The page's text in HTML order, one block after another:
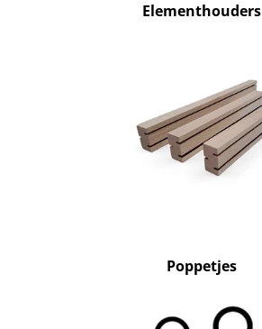
Elementhouders
Poppetjes